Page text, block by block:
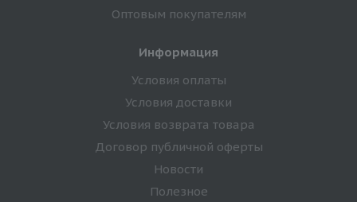
Оптовым покупателям
Информация
Условия оплаты
Условия доставки
Условия возврата товара
Договор публичной оферты
Новости
Полезное